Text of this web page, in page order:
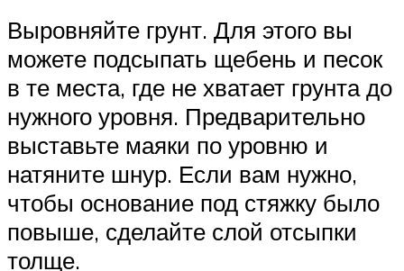
Выровняйте грунт. Для этого вы
можете подсыпать щебень и песок
в те места, где не хватает грунта до
нужного уровня. Предварительно
выставьте маяки по уровню и
натяните шнур. Если вам нужно,
чтобы основание под стяжку было
повыше, сделайте слой отсыпки
толще.